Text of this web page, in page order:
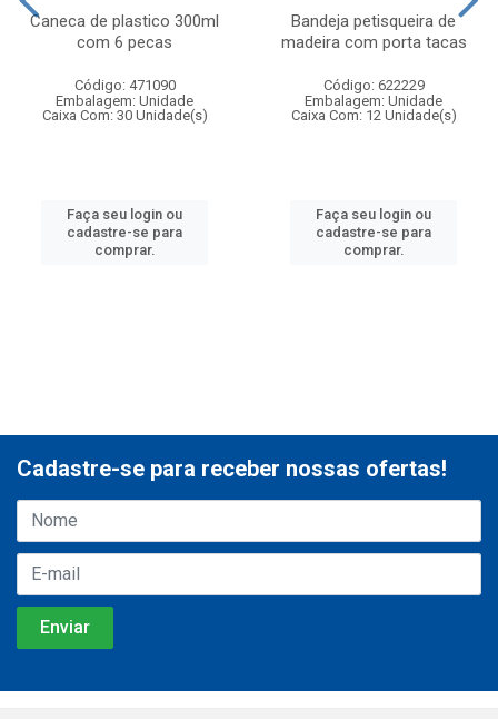
Caneca de plastico 300ml
com 6 pecas
Código: 471090
Embalagem: Unidade
Caixa Com: 30 Unidade(s)
Faça seu login ou
cadastre-se para
comprar.
Bandeja petisqueira de
madeira com porta tacas
Código: 622229
Embalagem: Unidade
Caixa Com: 12 Unidade(s)
Faça seu login ou
cadastre-se para
comprar.
Cadastre-se para receber nossas ofertas!